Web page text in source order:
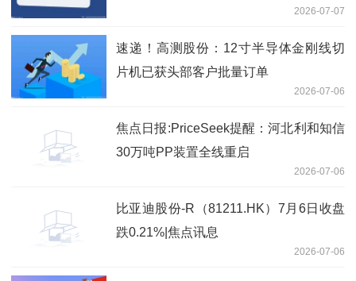
2026-07-07
速递！高测股份：12寸半导体金刚线切
片机已获头部客户批量订单
2026-07-06
焦点日报:PriceSeek提醒：河北利和知信
30万吨PP装置全线重启
2026-07-06
比亚迪股份-R（81211.HK）7月6日收盘
跌0.21%|焦点讯息
2026-07-06